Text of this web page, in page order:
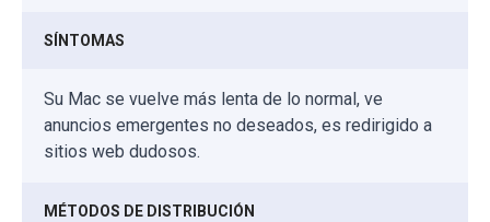
SÍNTOMAS
Su Mac se vuelve más lenta de lo normal, ve
anuncios emergentes no deseados, es redirigido a
sitios web dudosos.
MÉTODOS DE DISTRIBUCIÓN